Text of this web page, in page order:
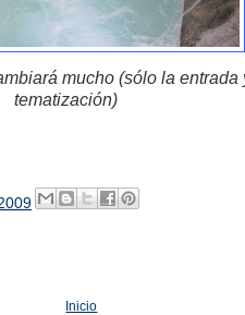
mucho (sólo la entrada
tematización)
Inicio